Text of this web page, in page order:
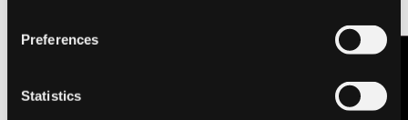
Preferences
Statistics Nous contacter